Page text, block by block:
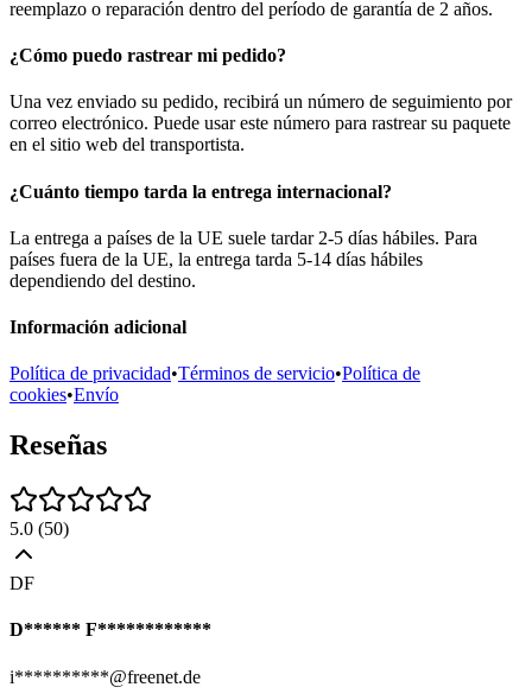
reemplazo o reparación dentro del período de garantía de 2 años.
¿Cómo puedo rastrear mi pedido?
Una vez enviado su pedido, recibirá un número de seguimiento por
correo electrónico. Puede usar este número para rastrear su paquete
en el sitio web del transportista.
¿Cuánto tiempo tarda la entrega internacional?
La entrega a países de la UE suele tardar 2-5 días hábiles. Para
países fuera de la UE, la entrega tarda 5-14 días hábiles
dependiendo del destino.
Información adicional
Política de privacidad•Términos de servicio•Política de
cookies•Envío
Reseñas
5.0 (50)
DF
D****** F************
i**********@freenet.de